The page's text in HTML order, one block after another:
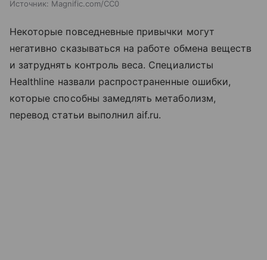
Источник: Magnific.com/CC0
Некоторые повседневные привычки могут
негативно сказываться на работе обмена веществ
и затруднять контроль веса. Специалисты
Healthline назвали распространенные ошибки,
которые способны замедлять метаболизм,
перевод статьи выполнил aif.ru.